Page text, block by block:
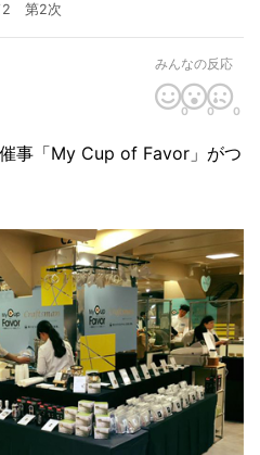
2 第2次
みんなの反応
0 0 0
事「My Cup of Favor」がつ